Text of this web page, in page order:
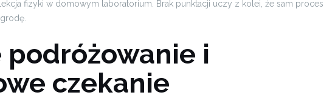
fizyki w domowym laboratorium. Brak punktacji uczy z kolei, że sam proces
podróżowanie i
czekanie